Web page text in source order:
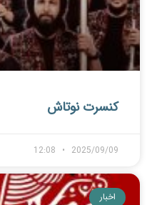
کنسرت نوتاش
2025/09/09
اخبار